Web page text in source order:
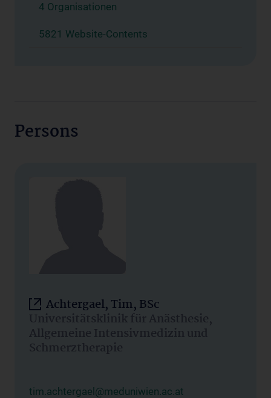
4 Organisationen
5821 Website-Contents
Persons
Achtergael, Tim, BSc
Universitätsklinik für Anästhesie,
Allgemeine Intensivmedizin und
Schmerztherapie
tim.achtergael@meduniwien.ac.at